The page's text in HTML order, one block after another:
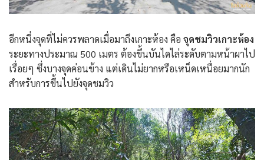
อีกหนึ่งจุดที่ไม่ควรพลาดเมื่อมาถึงเกาะห้อง คือ จุดชมวิวเกาะห้อง
ระยะทางประมาณ 500 เมตร ต้องขึ้นบันไดไล่ระดับตามหน้าผาไป
เรื่อยๆ ซึ่งบางจุดค่อนข้าง แต่เดินไม่ยากหรือเหน็ดเหนื่อยมากนัก
สำหรับการขึ้นไปยังจุดชมวิว